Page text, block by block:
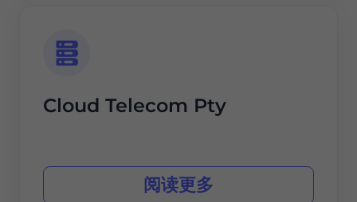
Cloud Telecom Pty
阅读更多